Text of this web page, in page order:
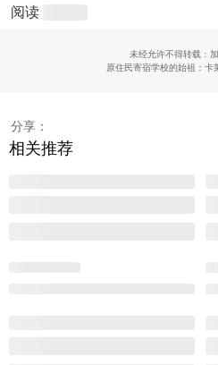
阅读
未经允许不得转载：
原住民寄宿学校的始祖：卡
分享：
相关推荐